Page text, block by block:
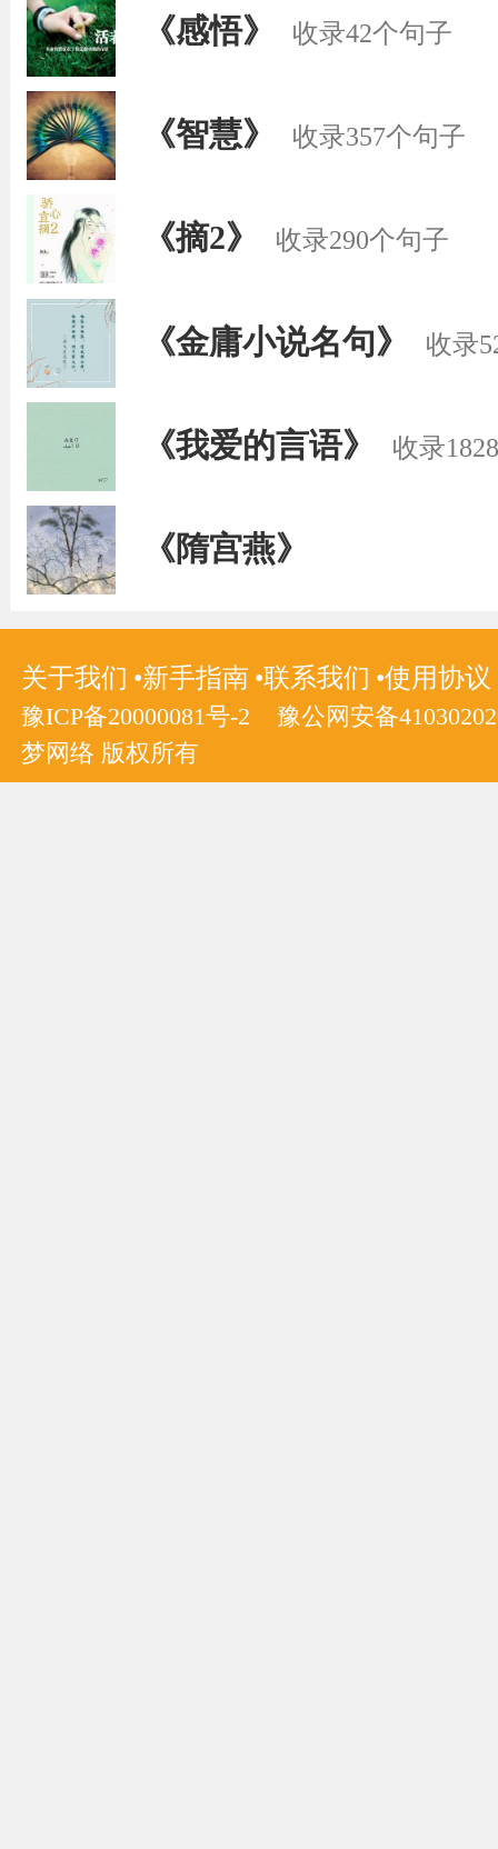
《感悟》 收录42个句子
《智慧》 收录357个句子
《摘2》 收录290个句子
《金庸小说名句》 收录
《我爱的言语》 收录
《隋宫燕》
关于我们 新手指南 联系我们 使用协议
豫ICP备20000081号-2
豫公网安备
梦网络 版权所有